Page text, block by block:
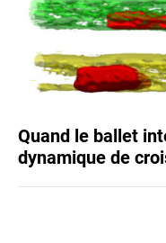
Quand le ballet
dynamique de